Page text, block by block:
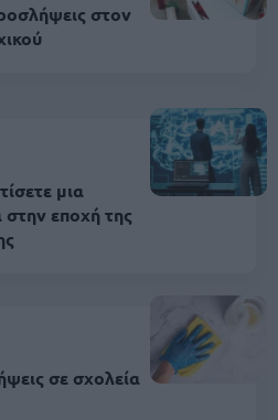
στον
μια
στην εποχή της
σε σχολεία